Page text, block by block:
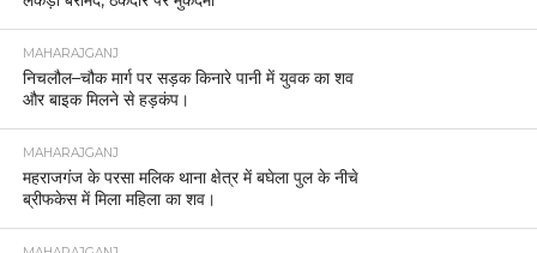
MAHARAJGANJ
निचलौल–चौक मार्ग पर सड़क किनारे पानी में युवक का शव
और बाइक मिलने से हड़कंप।
MAHARAJGANJ
महराजगंज के परसा मलिक थाना क्षेत्र में बघेला पुल के नीचे
ब्रीफकेस में मिला महिला का शव।